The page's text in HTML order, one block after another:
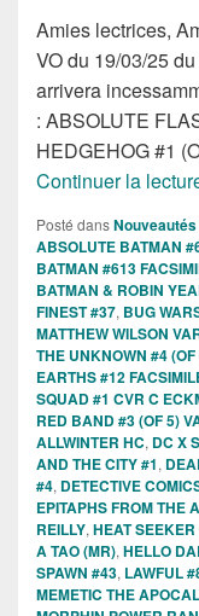
Amies lectrices,
VO du 19/03/25
arrivera
: ABSOLUTE
HEDGEHOG #1
Continuer la
Posté dans
ABSOLUTE BATMAN
BATMAN #613
BATMAN & ROBIN
FINEST #37, BUG
MATTHEW WILSON
THE UNKNOWN #4 (OF
EARTHS #12
SQUAD #1 CVR C
RED BAND #3 (OF 5)
ALLWINTER HC, DC X
AND THE CITY #1,
#4, DETECTIVE
EPITAPHS FROM THE
REILLY, HEAT
A TAO (MR), HELLO
SPAWN #43, LAWFUL
MEMETIC THE